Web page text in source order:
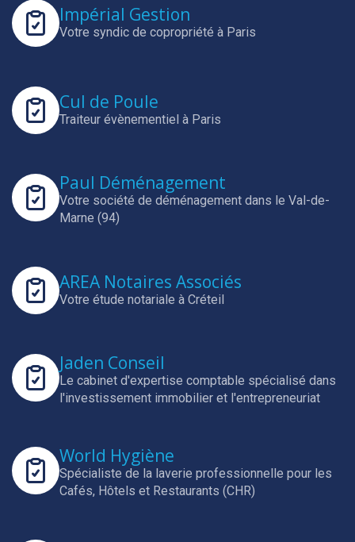
Impérial Gestion
Votre syndic de copropriété à Paris
Cul de Poule
Traiteur évènementiel à Paris
Paul Déménagement
Votre société de déménagement dans le Val-de-
Marne (94)
AREA Notaires Associés
Votre étude notariale à Créteil
Jaden Conseil
Le cabinet d'expertise comptable spécialisé dans
l'investissement immobilier et l'entrepreneuriat
World Hygiène
Spécialiste de la laverie professionnelle pour les
Cafés, Hôtels et Restaurants (CHR)